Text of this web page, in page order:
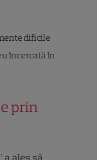
dificile
încercată în
prin
a ales să